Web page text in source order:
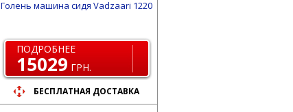
Голень машина сидя Vadzaari 1220
ПОДРОБНЕЕ
15029 ГРН.
БЕСПЛАТНАЯ ДОСТАВКА